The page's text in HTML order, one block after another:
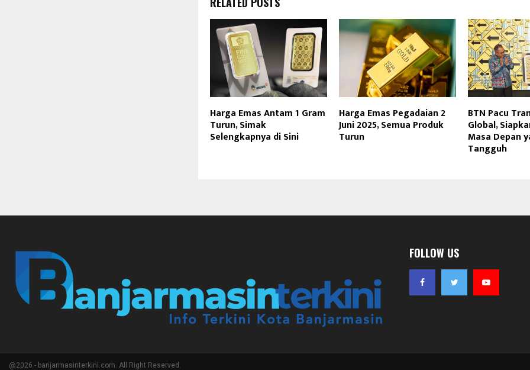
Harga Emas Antam 1 Gram
Turun, Simak
Selengkapnya di Sini
Harga Emas Pegadaian 2
Juni 2025, Semua Produk
Turun
BTN Pacu
Global,
Masa Depan
Tangguh
FOLLOW US
@2026 - banjarmasinterkini.com. All Right Reserved.